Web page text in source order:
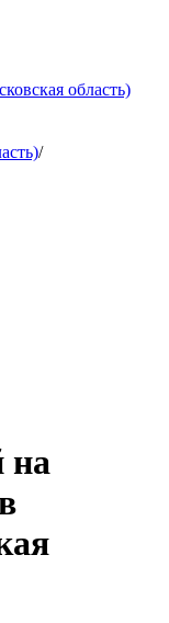
область)
/
на